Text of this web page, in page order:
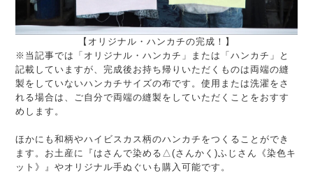
【オリジナル・ハンカチの完成！】
※当記事では「オリジナル・ハンカチ」または「ハンカチ」と
記載していますが、完成後お持ち帰りいただくものは両端の縫
製をしていないハンカチサイズの布です。使用または洗濯をさ
れる場合は、ご自分で両端の縫製をしていただくことをおすす
めします。
ほかにも和柄やハイビスカス柄のハンカチをつくることができ
ます。お土産に『はさんで染める△(さんかく)ふじさん《染色キ
ット》』やオリジナル手ぬぐいも購入可能です。